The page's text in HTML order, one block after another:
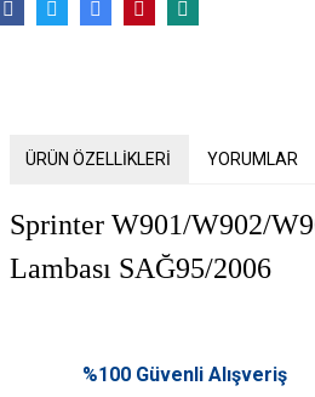
ÜRÜN ÖZELLİKLERİ YORUMLAR
Sprinter W901/W902/
Lambası SAĞ95/2006
Bu ürüne ilk yorumu
yetersiz gördüğünüz noktaları öneri
iletebilirsiniz.
%100 Güvenli Alışveriş